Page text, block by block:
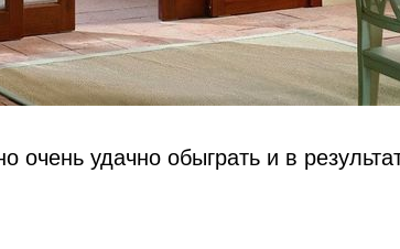
очень удачно обыграть и в